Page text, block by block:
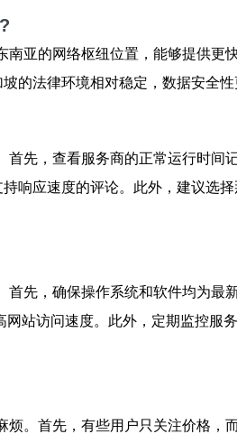
南亚的网络枢纽位置，能够提供
的法律环境相对稳定，数据安全
首先，查看服务商的正常运行时
响应速度的评论。此外，建议选
首先，确保操作系统和软件均为
站访问速度。此外，定期监控服
烦。首先，有些用户只关注价格